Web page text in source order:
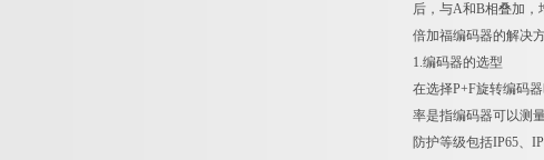
后，与A和B相叠加，
倍加福编码器的解决
1.编码器的选型
在选择P+F旋转编码
率是指编码器可以测
防护等级包括IP65、